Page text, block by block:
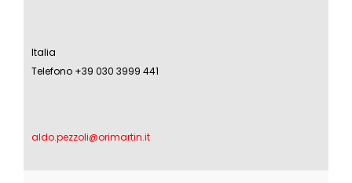
Italia
Telefono +39 030 3999 441
aldo.pezzoli@orimartin.it